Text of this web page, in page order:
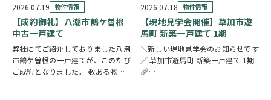
め、お好きな建築会社を自由にお選
びいただけます。43.51坪の広々と
した敷地を…
とても嬉しく思っております。 販
売期間中はたくさんのお問い合わせ
やご内覧をいただ…
2026.07.19 物件情報
【成約御礼】八潮市鶴ケ曽根
中古一戸建て
弊社にてご紹介しておりました八潮
市鶴ケ曽根の一戸建てが、このたび
ご成約となりました。 数ある物件
2026.07.18 物件情報
【現地見学会開催】草加市遊
馬町 新築一戸建て 1期
＼新しい現地見学会のお知らせです
／ 草加市遊馬町 新築一戸建て 1期